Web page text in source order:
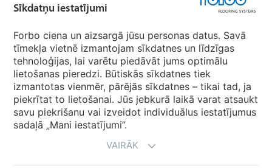
Forbo Movement Systems
Valstu mājas lapas
Izvēlēties valsti
Sīkdatņu iestatījumi
Forbo ciena un aizsargā jūsu personas datus. Savā
tīmekļa vietnē izmantojam sīkdatnes un līdzīgas
tehnoloģijas, lai varētu piedāvāt jums optimālu
lietošanas pieredzi. Būtiskās sīkdatnes tiek
izmantotas vienmēr, pārējās sīkdatnes – tikai tad, ja
piekrītat to lietošanai. Jūs jebkurā laikā varat atsaukt
savu piekrišanu vai izveidot individuālus iestatījumus
sadaļā „Mani iestatījumi”.
VAIRĀK